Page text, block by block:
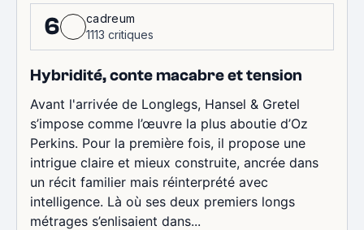
6
cadreum
1113 critiques
Hybridité, conte macabre et tension
Avant l'arrivée de Longlegs, Hansel & Gretel
s’impose comme l’œuvre la plus aboutie d’Oz
Perkins. Pour la première fois, il propose une
intrigue claire et mieux construite, ancrée dans
un récit familier mais réinterprété avec
intelligence. Là où ses deux premiers longs
métrages s’enlisaient dans...